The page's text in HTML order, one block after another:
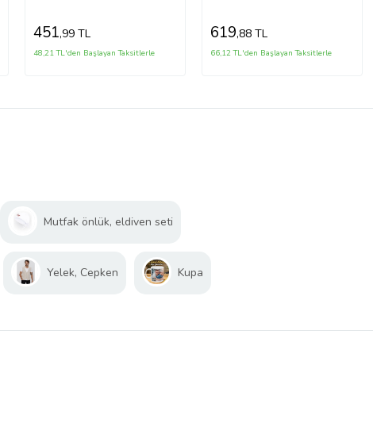
451,99 TL
48,21 TL'den Başlayan Taksitlerle
619,88 TL
66,12 TL'den Başlayan Taksitlerle
Mutfak önlük, eldiven seti
Yelek, Cepken Kupa